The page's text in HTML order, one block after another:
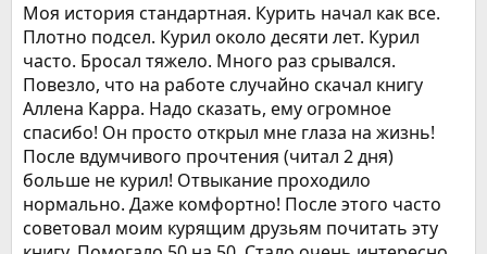
Моя история стандартная. Курить начал как все.
Плотно подсел. Курил около десяти лет. Курил
часто. Бросал тяжело. Много раз срывался.
Повезло, что на работе случайно скачал книгу
Аллена Карра. Надо сказать, ему огромное
спасибо! Он просто открыл мне глаза на жизнь!
После вдумчивого прочтения (читал 2 дня)
больше не курил! Отвыкание проходило
нормально. Даже комфортно! После этого часто
советовал моим курящим друзьям почитать эту